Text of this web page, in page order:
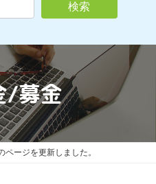
検索
/募金
ページを更新しました。